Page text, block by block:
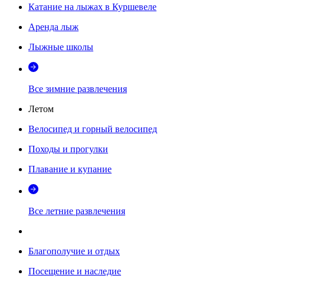
Катание на лыжах в Куршевеле
Аренда лыж
Лыжные школы
Все зимние развлечения
Летом
Велосипед и горный велосипед
Походы и прогулки
Плавание и купание
Все летние развлечения
Благополучие и отдых
Посещение и наследие